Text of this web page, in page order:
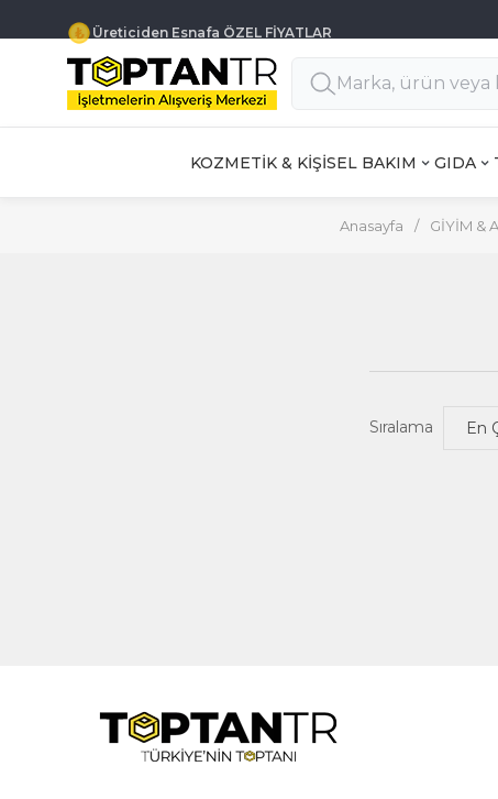
KOZMETİK & KİŞİSEL BAKIM GIDA
Anasayfa / GİYİM &
Sıralama